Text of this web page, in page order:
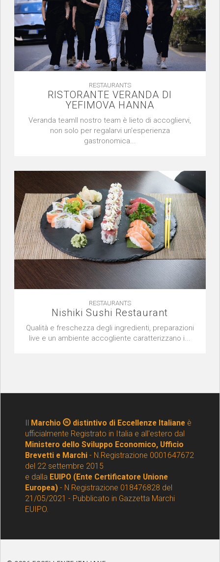
RESTAURANTS
RISTORANTE VERANDA DI
YEFIMOVA HANNA
Veranda teamIl nostro team è lieto di accogliervi,
non solo per regalarvi un'esperienza
gastronomica...
RESTAURANTS
Nishiki Sushi Restaurant
Qualità e freschezza degli ingredienti, preparazioni
live e un ambiente accogliente caratterizzano i...
Marchio distintivo di Eccellenze Italianeè
ufficialmente Registrato in Italia e all'estero dal
Ministero dello Sviluppo Economico, Ufficio
Brevetti e Marchi - N.Registrazione 0001647672
del 22 settembre 2015
e dalla EUIPO (Ente Certificatore Unione
Europea) - N Registrazione 018476828 del
21/05/2021 - Pubblicato in Gazzetta Marchi
EUIPO.